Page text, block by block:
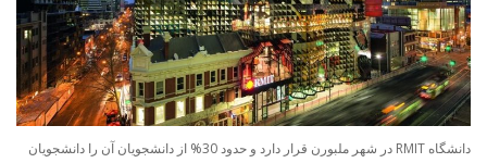
دانشگاه RMIT در شهر ملبورن قرار دارد و حدود 30% از دانشجویان آن را دانشجویان